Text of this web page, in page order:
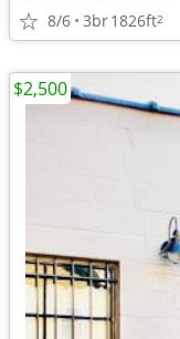
8/6 3br1826ft2
$2,500